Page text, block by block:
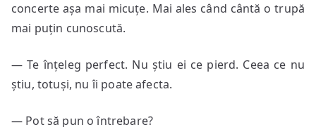
concerte așa mai micuțe. Mai ales când cântă o trupă
mai puțin cunoscută.
— Te înțeleg perfect. Nu știu ei ce pierd. Ceea ce nu
știu, totuși, nu îi poate afecta.
— Pot să pun o întrebare?